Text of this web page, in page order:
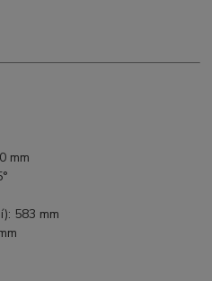
mm
583 mm